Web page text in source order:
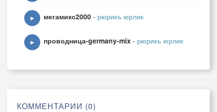
▶ мегамикс2000 - рюрикъ юрлик
▶ проводница-germany-mix - рюрикъ юрлик
КОММЕНТАРИИ (0)